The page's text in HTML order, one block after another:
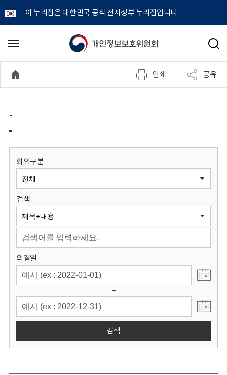
이 누리집은 대한민국 공식 전자정부 누리집입니다.
개
정
보
원
회
메
기
검
인쇄 공유
-
회의구분
검색
의결일
~
검색